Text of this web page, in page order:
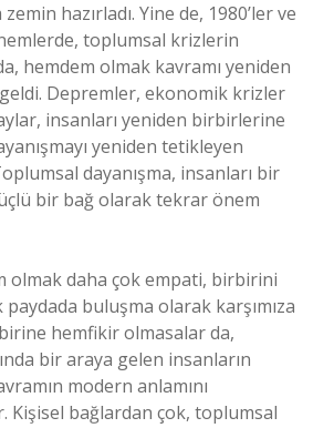
hazırladı. Yine de, 1980’ler ve
toplumsal krizlerin
hemdem olmak kavramı yeniden
Depremler, ekonomik krizler
insanları yeniden birbirlerine
yeniden tetikleyen
dayanışma, insanları bir
bir bağ olarak tekrar önem
olmak daha çok empati, birbirini
buluşma olarak karşımıza
hemfikir olmasalar da,
bir araya gelen insanların
modern anlamını
Kişisel bağlardan çok, toplumsal